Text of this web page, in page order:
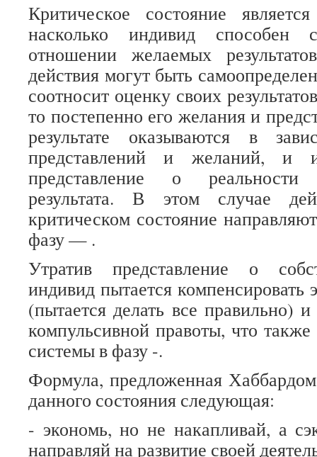
Критическое состояние
насколько индивид способен
отношении желаемых
действия могут быть
соотносит оценку своих
то постепенно его желания и
результате оказываются в
представлений и желаний, и
представление о реальности
результата. В этом случае
критическом состояние
фазу — .
Утратив представление о
индивид пытается компенсировать
(пытается делать все правильно)
компульсивной правоты, что также
системы в фазу -.
Формула, предложенная
данного состояния следующая:
- экономь, но не накапливай, а
направляй на развитие своей